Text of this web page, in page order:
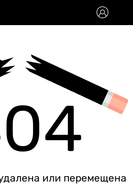
или перемещена